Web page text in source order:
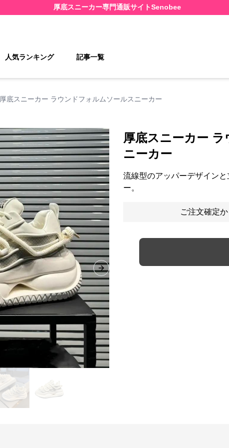
厚底スニーカー専門通販サイトSenobee
人気ランキング 記事一覧
厚底スニーカー ラウンドフォルムソールスニーカー
Next slide
厚底スニーカー
ニーカー
流線型のアッパーデザイン
ー。
ご注文確定